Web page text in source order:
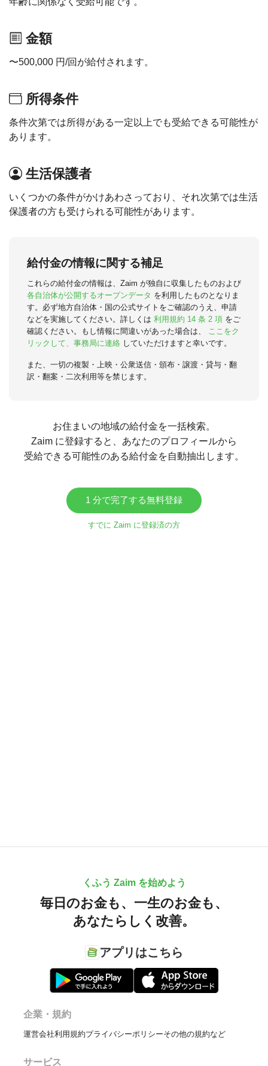
金額
〜500,000 円/回が給付されます。
所得条件
条件次第では所得がある一定以上でも受給できる可能性が
あります。
生活保護者
いくつかの条件がかけあわさっており、それ次第では生活
保護者の方も受けられる可能性があります。
給付金の情報に関する補足
これらの給付金の情報は、Zaim が独自に収集したものおよび
各自治体が公開するオープンデータ を利用したものとなりま
す。必ず地方自治体・国の公式サイトをご確認のうえ、申請
などを実施してください。詳しくは 利用規約 14 条 2 項 をご
確認ください。もし情報に間違いがあった場合は、
ここをク
リックして、事務局に連絡 していただけますと幸いです。
また、一切の複製・上映・公衆送信・頒布・譲渡・貸与・翻
訳・翻案・二次利用等を禁じます。
お住まいの地域の給付金を一括検索。
Zaim に登録すると、あなたのプロフィールから
受給できる可能性のある給付金を自動抽出します。
1 分で完了する無料登録
すでに Zaim に登録済の方
くふう Zaim を始めよう
毎日のお金も、 一生のお金も、
あなたらしく改善。
アプリはこちら
企業・規約
運営会社利用規約プライバシーポリシーその他の規約など
サービス